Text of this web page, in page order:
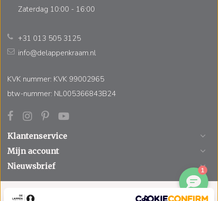
Zaterdag 10:00 - 16:00
+31 013 505 3125
info@delappenkraam.nl
KVK nummer: KVK 99002965
btw-nummer: NL005366843B24
Klantenservice
Mijn account
Nieuwsbrief
© Copyright 2026 De Lappenkraam